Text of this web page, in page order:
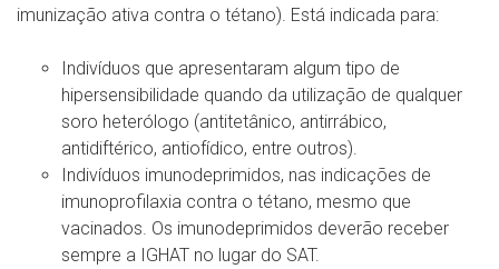
imunização ativa contra o tétano). Está indicada para:
Indivíduos que apresentaram algum tipo de
hipersensibilidade quando da utilização de qualquer
soro heterólogo (antitetânico, antirrábico,
antidiftérico, antiofídico, entre outros).
Indivíduos imunodeprimidos, nas indicações de
imunoprofilaxia contra o tétano, mesmo que
vacinados. Os imunodeprimidos deverão receber
sempre a IGHAT no lugar do SAT.